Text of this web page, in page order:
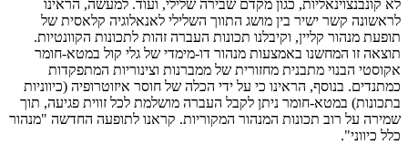
לא קונבנצוינאליות, כגון מקדם שבירה שלילי, ועוד. למעשה, הראינו
לראשונה קשר ישיר בין מושג התווך השלילי לאנאלוגיה קלאסית של
תופעת מנהור קליין, וקיבלנו תכונות העברה זהות לתכונות הקוונטיות.
תוצאה זו המחשנו באמצעות מנהור דו-מימדי של גלי קול במטא-חומר
אקוסטי הבנוי מתבנית מחזורית של ממברנות וצינוריות המתפקדות
כמתנדים. בנוסף, הראינו כי על ידי הכלה של חוסר איזוטרופיה (כיווניות
בתכונות) במטא-חומר ניתן לקבל העברה מושלמת לכל זווית פגיעה, תוך
שמירה על רוב תכונות המנהור המקוריות. קראנו לתופעה החדשה "מנהור
כלל כיווני".